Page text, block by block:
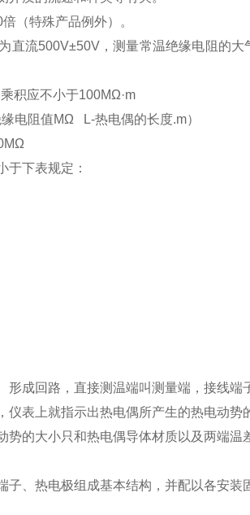
（特殊产品例外）。
直流500V±50V，测量常温绝缘电阻的
积应不小于100MΩ·m
电阻值MΩ L-热电偶的长度.m）
下表规定：
成回路，直接测温端叫测量端，接线端
表上就指示出热电偶所产生的热电动势
的大小只和热电偶导体材质以及两端温
、热电极组成基本结构，并配以各安装